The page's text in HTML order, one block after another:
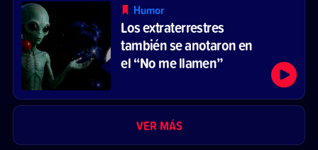
Humor
Los extraterrestres
también se anotaron en
el “No me llamen”
VER MÁS